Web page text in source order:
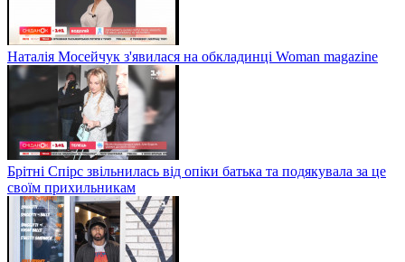
Наталія Мосейчук з'явилася на обкладинці Woman magazine
Брітні Спірс звільнилась від опіки батька та подякувала за це
своїм прихильникам